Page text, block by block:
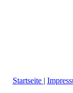
Startseite |